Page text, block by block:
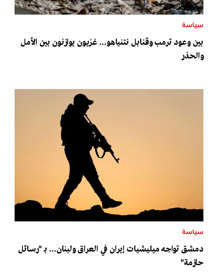
سياسة
بين وعود ترمب وقنابل نتنياهو... غزيون يوازنون بين الأمل
والحذر
سياسة
دمشق تواجه ميليشيات إيران في العراق ولبنان... بـ "رسائل
حازمة"